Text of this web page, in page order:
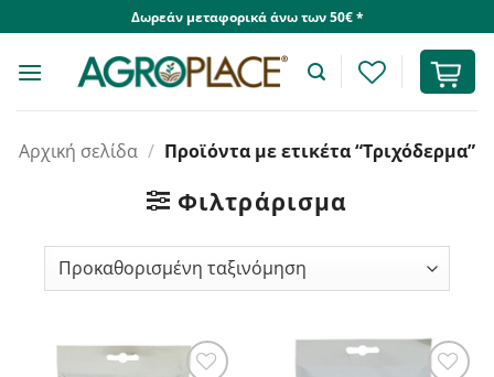
to
content
Δωρεάν μεταφορικά άνω των 50€ *
Αρχική σελίδα / Προϊόντα με ετικέτα “Τριχόδερμα”
Φιλτράρισμα